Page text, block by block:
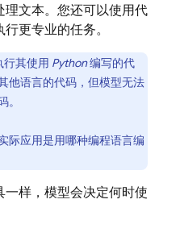
文本。您还可以使用代
行更专业的任务。
行其使用 Python编写的代
他语言的代码，但模型无法
际应用是用哪种编程语言编
样，模型会决定何时使